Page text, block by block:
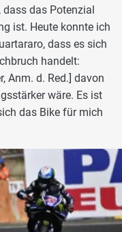
das Potenzial
ist. Heute konnte ich
dass es sich
handelt:
Anm. d. Red.] davon
wäre. Es ist
das Bike für mich